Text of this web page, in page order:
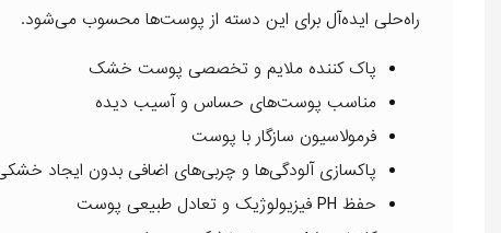
راه‌حلی ایده‌آل برای این دسته از پوست‌ها محسوب می‌شود.
پاک کننده ملایم و تخصصی پوست خشک
مناسب پوست‌های حساس و آسیب دیده
فرمولاسیون سازگار با پوست
پاکسازی آلودگی‌ها و چربی‌های اضافی بدون ایجاد
حفظ PH فیزیولوژیک و تعادل طبیعی پوست